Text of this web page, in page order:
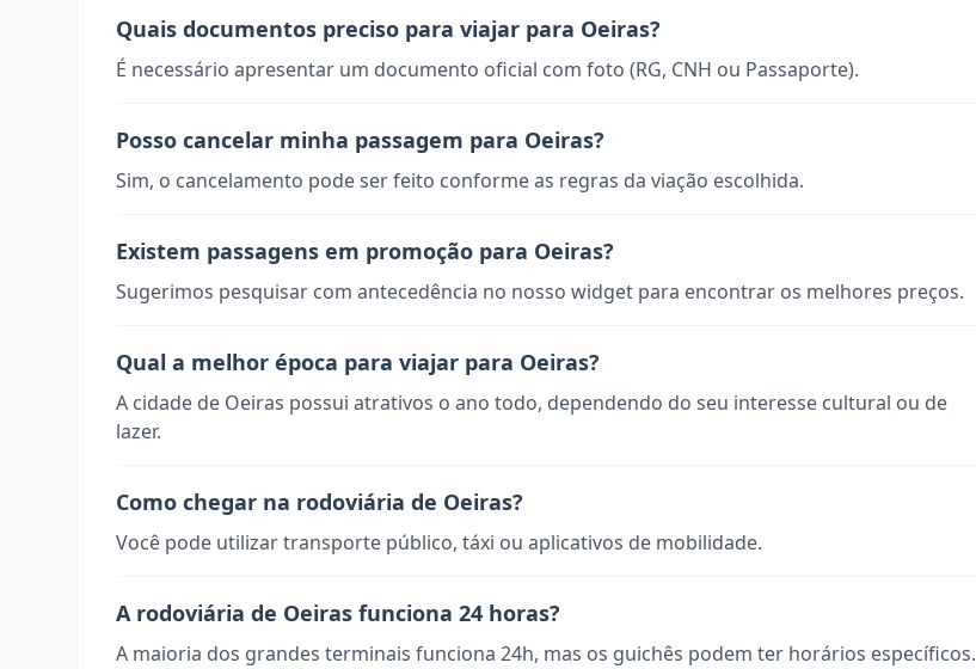
Quais documentos preciso para viajar para Oeiras?
É necessário apresentar um documento oficial com foto (RG, CNH ou Passaporte).
Posso cancelar minha passagem para Oeiras?
Sim, o cancelamento pode ser feito conforme as regras da viação escolhida.
Existem passagens em promoção para Oeiras?
Sugerimos pesquisar com antecedência no nosso widget para encontrar os melhores preços.
Qual a melhor época para viajar para Oeiras?
A cidade de Oeiras possui atrativos o ano todo, dependendo do seu interesse cultural ou de
lazer.
Como chegar na rodoviária de Oeiras?
Você pode utilizar transporte público, táxi ou aplicativos de mobilidade.
A rodoviária de Oeiras funciona 24 horas?
A maioria dos grandes terminais funciona 24h, mas os guichês podem ter horários específicos.